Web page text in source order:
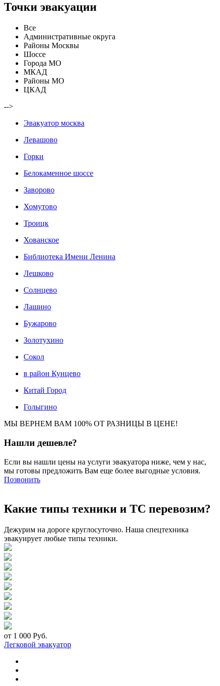
Точки эвакуации
Все
Административные округа
Районы Москвы
Шоссе
Города МО
МКАД
Районы МО
ЦКАД
-->
Эвакуатор москва
Левашово
Горки
Белокаменное шоссе
Заворово
Хомутово
Троицк
Хованское
Библиотека Имени Ленина
Лешково
Солнцево
Лашино
Бужарово
Золотухино
Сокол
в район Кунцево
Китай Город
Голыгино
МЫ ВЕРНЕМ ВАМ 100% ОТ РАЗНИЦЫ В ЦЕНЕ!
Нашли дешевле?
Если вы нашли цены на услуги эвакуатора ниже, чем у нас,
мы готовы предложить Вам еще более выгодные условия.
Позвонить
Какие типы техники и ТС перевозим?
Дежурим на дороге круглосуточно. Наша спецтехника
эвакуирует любые типы техники.
от 1 000 Руб.
Легковой эвакуатор